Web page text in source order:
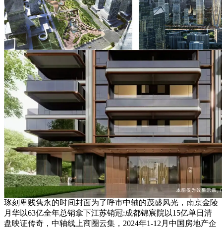
琢刻卑贱隽永的时间封面为了呼市中轴的茂盛风光，南京金陵
月华以63亿全年总销拿下江苏销冠:成都锦宸院以15亿单日清
盘映证传奇，中轴线上商圈云集，2024年1-12月中国房地产企